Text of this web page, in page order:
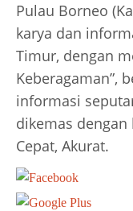
Pulau Borneo
karya dan
Timur, dengan
Keberagaman”,
informasi
dikemas
Cepat, Akurat.